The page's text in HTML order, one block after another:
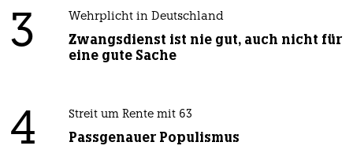
3 Wehrplicht in Deutschland
Zwangsdienst ist nie gut, auch nicht für
eine gute Sache
4 Streit um Rente mit 63
Passgenauer Populismus